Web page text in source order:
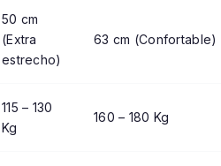
50 cm
(Extra
estrecho)
63 cm (Confortable)
115 – 130
Kg
160 – 180 Kg